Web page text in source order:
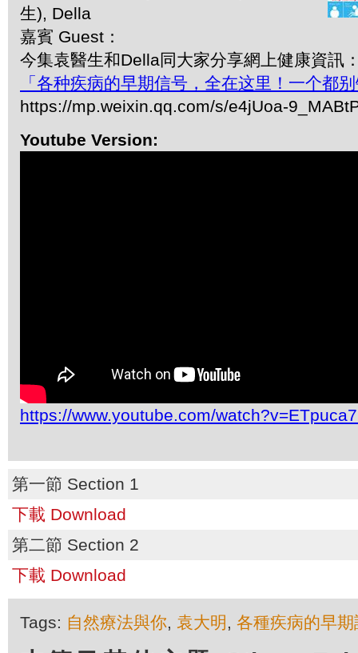
生), Della
嘉賓 Guest：
今集袁醫生和Della同大家分享網上健康資訊
「各种疾病的早期信号，全在这里！一个都
https://mp.weixin.qq.com/s/e4jUoa-
Youtube Version:
https://www.youtube.com/
第一節 Section 1
下載 Download
第二節 Section 2
下載 Download
Tags: 自然療法與你, 袁大明 , 各種疾病的早期